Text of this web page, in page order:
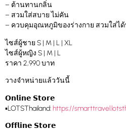
– ต้านทานกลิ่น
– สวมใส่สบาย ไม่คัน
– ควบคุมอุณหภูมิของร่างกาย สวมใส่ไ
ไซส์ผู้ชาย S | M | L | XL
ไซส์ผู้หญิง S | M | L
ราคา 2,990 บาท
วางจำหน่ายแล้ววันนี้
𝗢𝗻𝗹𝗶𝗻𝗲 𝗦𝘁𝗼𝗿𝗲
▪️LOTSThailand: https://
𝗢𝗳𝗳𝗹𝗶𝗻𝗲 𝗦𝘁𝗼𝗿𝗲